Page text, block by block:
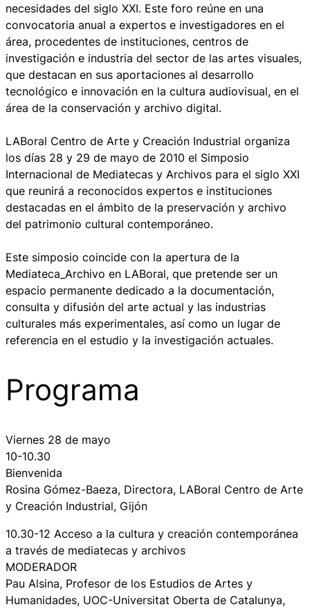
necesidades del siglo XXI. Este foro reúne en una
convocatoria anual a expertos e investigadores en el
área, procedentes de instituciones, centros de
investigación e industria del sector de las artes visuales,
que destacan en sus aportaciones al desarrollo
tecnológico e innovación en la cultura audiovisual, en el
área de la conservación y archivo digital.
LABoral Centro de Arte y Creación Industrial organiza
los días 28 y 29 de mayo de 2010 el Simposio
Internacional de Mediatecas y Archivos para el siglo XXI
que reunirá a reconocidos expertos e instituciones
destacadas en el ámbito de la preservación y archivo
del patrimonio cultural contemporáneo.
Este simposio coincide con la apertura de la
Mediateca_Archivo en LABoral, que pretende ser un
espacio permanente dedicado a la documentación,
consulta y difusión del arte actual y las industrias
culturales más experimentales, así como un lugar de
referencia en el estudio y la investigación actuales.
Programa
Viernes 28 de mayo
10-10.30
Bienvenida
Rosina Gómez-Baeza, Directora, LABoral Centro de Arte
y Creación Industrial, Gijón
10.30-12 Acceso a la cultura y creación contemporánea
a través de mediatecas y archivos
MODERADOR
Pau Alsina, Profesor de los Estudios de Artes y
Humanidades, UOC-Universitat Oberta de Catalunya,